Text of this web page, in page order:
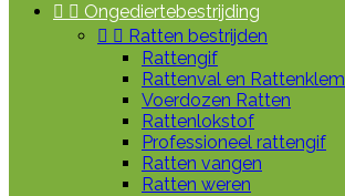
  Ongediertebestrijding
  Ratten bestrijden
Rattengif
Rattenval en Rattenklem
Voerdozen Ratten
Rattenlokstof
Professioneel rattengif
Ratten vangen
Ratten weren